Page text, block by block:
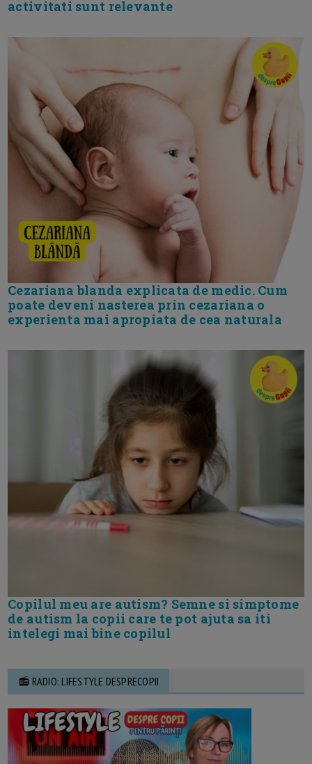
activitati sunt relevante
Cezariana blanda explicata de medic. Cum
poate deveni nasterea prin cezariana o
experienta mai apropiata de cea naturala
Copilul meu are autism? Semne si simptome
de autism la copii care te pot ajuta sa iti
intelegi mai bine copilul
📻 RADIO: LIFESTYLE DESPRECOPII